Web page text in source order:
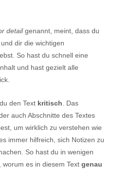
detailgenannt, meint, dass du
dir die wichtigen
So hast du schnell eine
und hast gezielt alle
den Text kritisch. Das
auch Abschnitte des Textes
um wirklich zu verstehen wie
immer hilfreich, sich Notizen zu
So hast du in wenigen
es in diesem Text genau